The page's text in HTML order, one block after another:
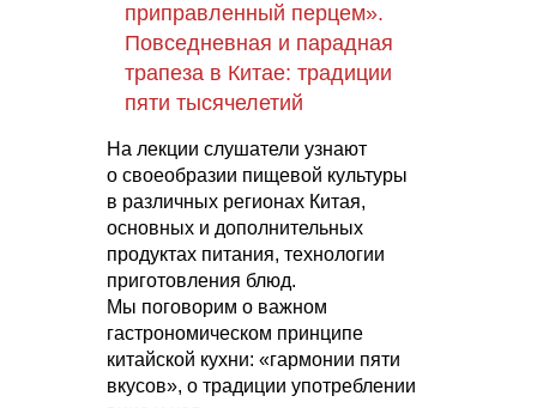
приправленный перцем».
Повседневная и парадная
трапеза в Китае: традиции
пяти тысячелетий
На лекции слушатели узнают
о своеобразии пищевой культуры
в различных регионах Китая,
основных и дополнительных
продуктах питания, технологии
приготовления блюд.
Мы поговорим о важном
гастрономическом принципе
китайской кухни: «гармонии пяти
вкусов», о традиции употреблении